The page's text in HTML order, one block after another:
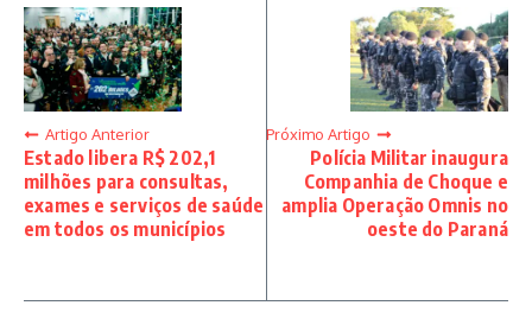
Artigo Anterior
Estado libera R$ 202,1
milhões para consultas,
exames e serviços de saúde
em todos os municípios
Próximo Artigo
Polícia Militar inaugura
Companhia de Choque e
amplia Operação Omnis no
oeste do Paraná